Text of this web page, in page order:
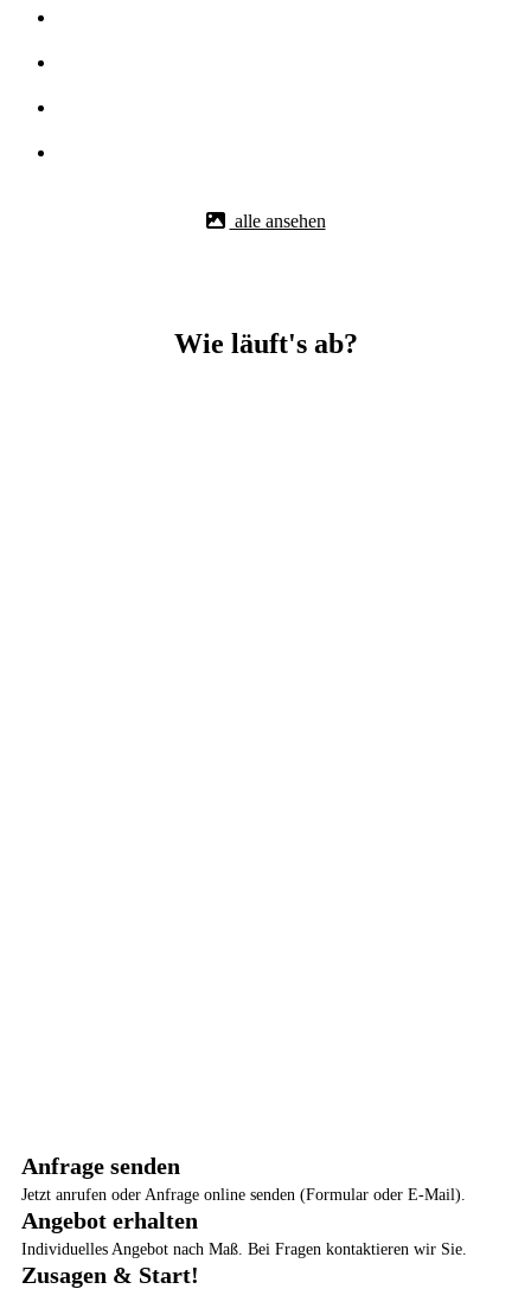
alle ansehen
Wie läuft's ab?
Anfrage senden
Jetzt anrufen oder Anfrage online senden (Formular oder E-Mail).
Angebot erhalten
Individuelles Angebot nach Maß. Bei Fragen kontaktieren wir Sie.
Zusagen & Start!